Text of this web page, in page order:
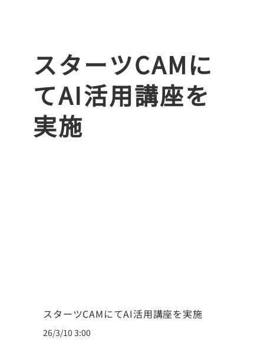
スターツCAMに
てAI活用講座を
実施
スターツCAMにてAI活用講座を実施
26/3/10 3:00